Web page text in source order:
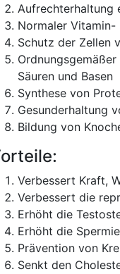
Aufrechterhaltung
Normaler
Schutz der Zellen
Säuren und Basen
Synthese von
Gesunderhaltung
Bildung von
Verbessert Kraft,
Verbessert die
Erhöht die
Erhöht die
Prävention von
Senkt den